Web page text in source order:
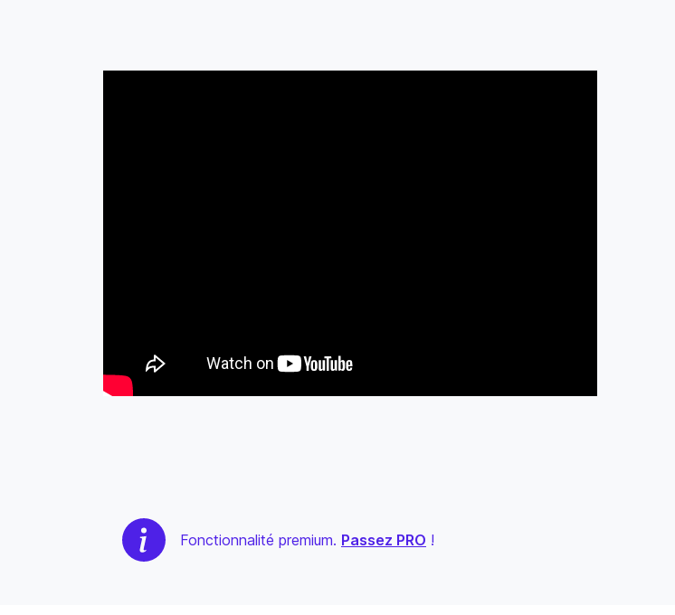
Fonctionnalité premium. Passez PRO !